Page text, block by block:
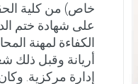
خاص) من كلية
على شهادة ختم
الكفاءة لمهنة
أريانة وقبل ذلك